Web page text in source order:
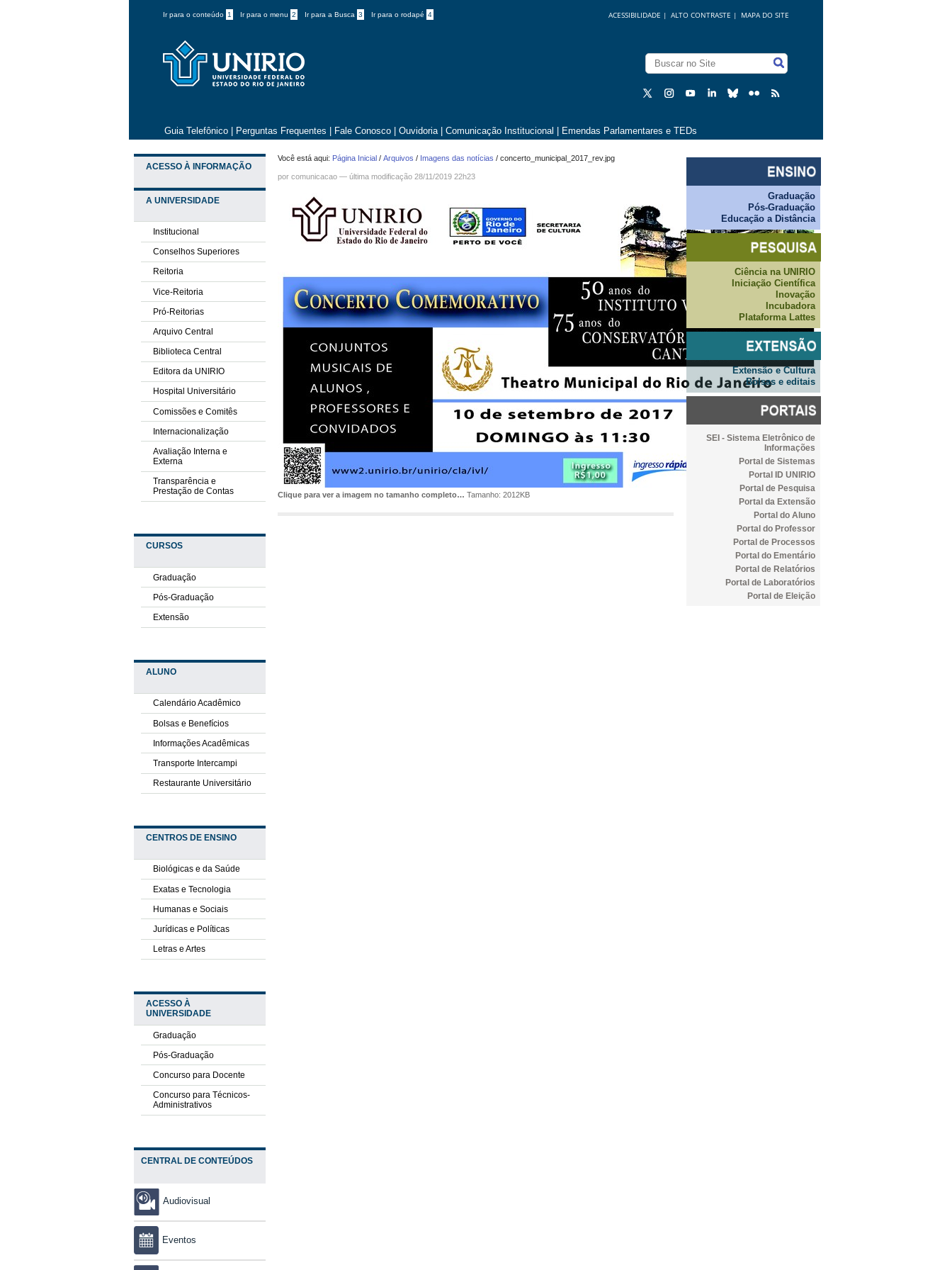
Ir para o conteúdo 1 Ir para o menu 2 Ir para a Busca 3 Ir para o rodapé 4 MAPA DO SITE
ALTO CONTRASTE |
ACESSIBILIDADE |
Guia Telefônico Perguntas Frequentes Fale Conosco Ouvidoria Comunicação Institucional Emendas Parlamentares e TEDs
ACESSO À INFORMAÇÃO
A UNIVERSIDADE
Institucional
Conselhos Superiores
Reitoria
Vice-Reitoria
Pró-Reitorias
Arquivo Central
Biblioteca Central
Editora da UNIRIO
Hospital Universitário
Comissões e Comitês
Internacionalização
Avaliação Interna e
Externa
Transparência e
Prestação de Contas
CURSOS
Graduação
Pós-Graduação
Extensão
ALUNO
Calendário Acadêmico
Bolsas e Benefícios
Informações Acadêmicas
Transporte Intercampi
Restaurante Universitário
CENTROS DE ENSINO
Biológicas e da Saúde
Exatas e Tecnologia
Humanas e Sociais
Jurídicas e Políticas
Letras e Artes
ACESSO À
UNIVERSIDADE
Graduação
Pós-Graduação
Concurso para Docente
Concurso para Técnicos-
Administrativos
CENTRAL DE CONTEÚDOS
Audiovisual
Eventos
Você está aqui: Página Inicial /Arquivos / Imagens das notícias /concerto_municipal_2017_rev.jpg
por comunicacao —última modificação 28/11/2019 22h23
Clique para ver a imagem no tamanho completo… Tamanho: 2012KB
Graduação
Pós-Graduação
Educação a Distância
Ciência na UNIRIO
Iniciação Científica
Inovação
Incubadora
Plataforma Lattes
Extensão e Cultura
Bolsas e editais
SEI - Sistema Eletrônico de
Informações
Portal de Sistemas
Portal ID UNIRIO
Portal de Pesquisa
Portal da Extensão
Portal do Aluno
Portal do Professor
Portal de Processos
Portal do Ementário
Portal de Relatórios
Portal de Laboratórios
Portal de Eleição